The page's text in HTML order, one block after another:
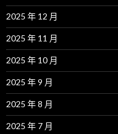
2025 年 12 月
2025 年 11 月
2025 年 10 月
2025 年 9 月
2025 年 8 月
2025 年 7 月